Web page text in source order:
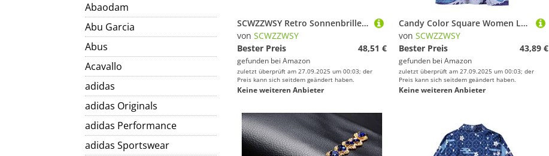
Abaodam
Abu Garcia
Abus
Acavallo
adidas
adidas Originals
adidas Performance
adidas Sportswear
SCWZZWSY Retro Sonnenbrille Frauen Männer Katze Augen UV400
von SCWZZWSY
Bester Preis
48,51 €
gefunden bei Amazon
zuletzt überprüft am 27.09.2025 um 00:03; der
Preis kann sich seitdem geändert haben.
Keine weiteren Anbieter
Candy Color Square Women Luxus Sonnenbrille Mode klare Ozeanlinse Schatten UV400 Männer Punk Sonnenbrille
von SCWZZWSY
Bester Preis
43,89 €
gefunden bei Amazon
zuletzt überprüft am 27.09.2025 um 00:03; der
Preis kann sich seitdem geändert haben.
Keine weiteren Anbieter